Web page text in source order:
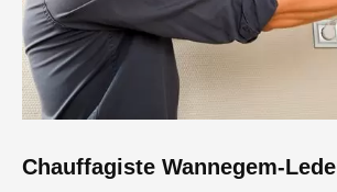
Chauffagiste Wannegem-Lede